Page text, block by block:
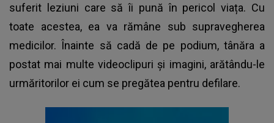
suferit leziuni care să îi pună în pericol viața. Cu
toate acestea, ea va rămâne sub supravegherea
medicilor. Înainte să cadă de pe podium, tânăra a
postat mai multe videoclipuri și imagini, arătându-le
urmăritorilor ei cum se pregătea pentru defilare.